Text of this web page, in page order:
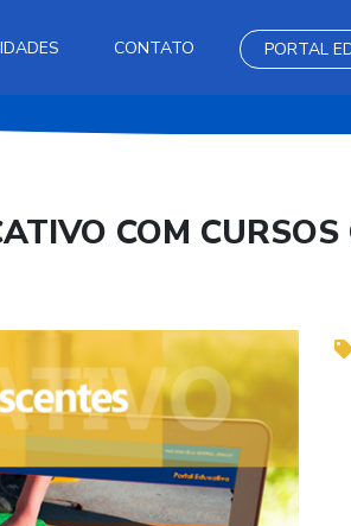
CONTATO PORTAL
COM